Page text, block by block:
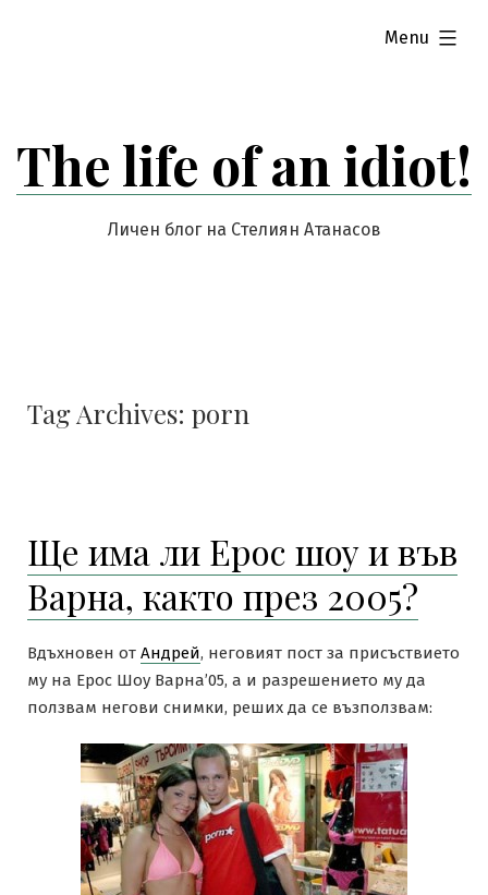
The life of an idiot!
Личен блог на Стелиян Атанасов
Menu
expanded
Tag Archives: porn
Ще има ли Ерос шоу и във
Варна, както през 2005?
Вдъхновен от Андрей, неговият пост за присъствието
му на Ерос Шоу Варна’05, а и разрешението му да
ползвам негови снимки, реших да се възползвам: